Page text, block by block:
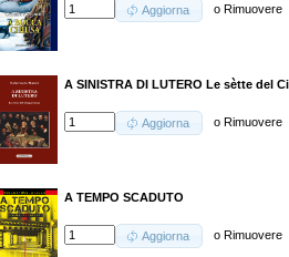
Aggiorna oRimuovere
A SINISTRA DI LUTERO Le sètte del
Aggiorna oRimuovere
A TEMPO SCADUTO
Aggiorna oRimuovere